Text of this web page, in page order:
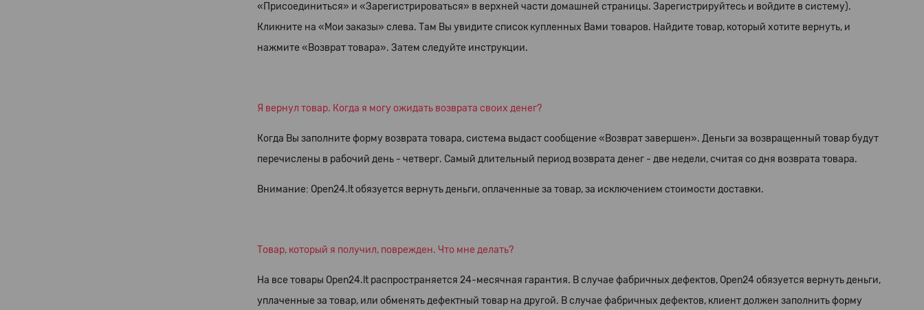
«Присоединиться» и «Зарегистрироваться» в верхней части домашней страницы. Зарегистрируйтесь и войдите в систему).
Кликните на «Мои заказы» слева. Там Вы увидите список купленных Вами товаров. Найдите товар, который хотите вернуть, и
нажмите «Возврат товара». Затем следуйте инструкции.
Я вернул товар. Когда я могу ожидать возврата своих денег?
Когда Вы заполните форму возврата товара, система выдаст сообщение «Возврат завершен». Деньги за возвращенный товар будут
перечислены в рабочий день - четверг. Самый длительный период возврата денег - две недели, считая со дня возврата товара.
Внимание: Open24.lt обязуется вернуть деньги, оплаченные за товар, за исключением стоимости доставки.
Товар, который я получил, поврежден. Что мне делать?
На все товары Open24.lt распространяется 24-месячная гарантия. В случае фабричных дефектов, Open24 обязуется вернуть деньги,
уплаченные за товар, или обменять дефектный товар на другой. В случае фабричных дефектов, клиент должен заполнить форму